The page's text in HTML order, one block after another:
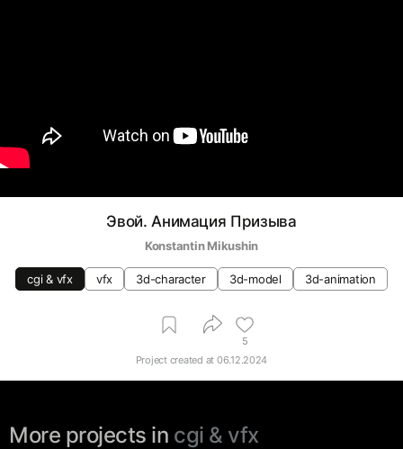
Эвой. Анимация Призыва
Konstantin Mikushin
cgi & vfx vfx 3d-character 3d-model 3d-animation
5
Project created at 06.12.2024
More projects in cgi & vfx